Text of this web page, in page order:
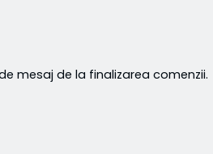
mesaj de la finalizarea comenzii.